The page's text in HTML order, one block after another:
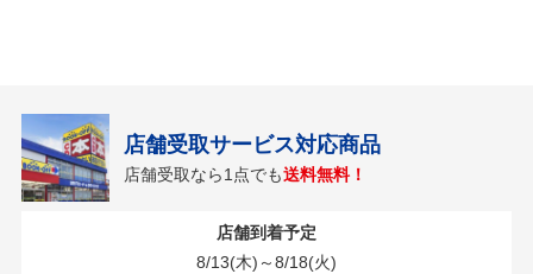
店舗受取サービス対応商品
店舗受取なら1点でも送料無料！
店舗到着予定
8/13(木)～8/18(火)